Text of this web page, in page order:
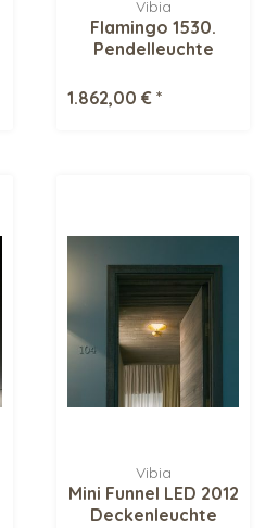
Vibia
Flamingo 1530.
Pendelleuchte
1.862,00 € *
Vibia
Mini Funnel LED 2012
Deckenleuchte